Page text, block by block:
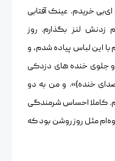
خریدم. عینک آفتابی
لنز بگذارم. روز
با این لباس پیاده شدم، و
و جلوی خنده های دزدکی
خنده)». و من به دو
کاملا احساس شرمندگی
مثل روز روشن بود که